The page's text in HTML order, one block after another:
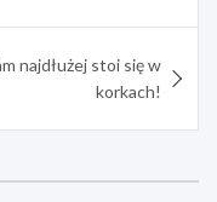
najdłużej stoi się w
korkach!